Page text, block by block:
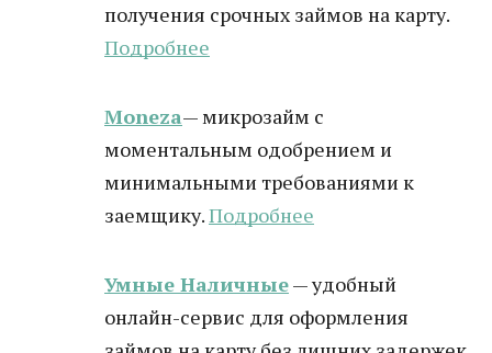
получения срочных займов на карту.
Подробнее
Moneza— микрозайм с
моментальным одобрением и
минимальными требованиями к
заемщику.Подробнее
Умные Наличные— удобный
онлайн-сервис для оформления